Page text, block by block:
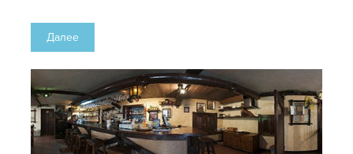
Далее